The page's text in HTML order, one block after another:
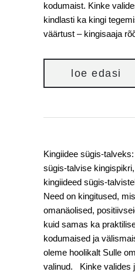
kodumaist. Kinke
kindlasti ka kingi
väärtust – kingisaaja
loe edasi
Kingiidee sügis-
sügis-talvise
kingiideed sügis-
Need on kingitused,
omanäolised,
kuid samas ka
kodumaised ja
oleme hoolikalt Sulle
valinud. Kinke valides